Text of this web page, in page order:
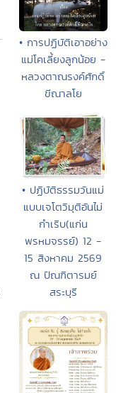
• การปฏิบัติเอาอย่าง
แม่โคเลี้ยงลูกน้อย -
หลวงตาณรงค์ศักดิ์
ขีณาลโย
• ปฏิบัติธรรมวันแม่
แบบเจโตวิมุติอันไม่
กำเริบ(แก่น
พรหมจรรย์) 12 -
15 สิงหาคม 2569
ณ ปัณฑิตารมย์
สระบุรี